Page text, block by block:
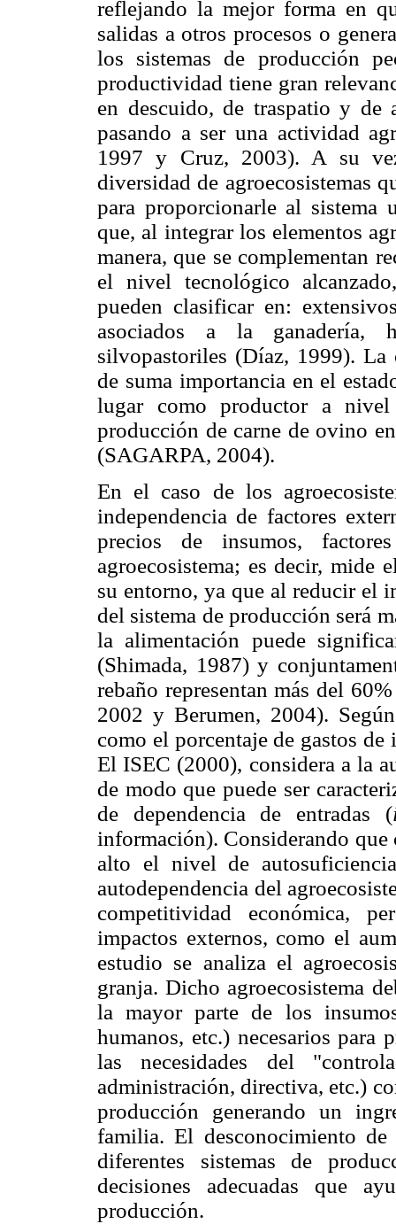
reflejando la mejor forma en
salidas a otros procesos o
los sistemas de producción
productividad tiene gran
en descuido, de traspatio y de
pasando a ser una actividad
1997 y Cruz, 2003). A su
diversidad de agroecosistemas
para proporcionarle al sistema
que, al integrar los elementos
manera, que se complementan
el nivel tecnológico
pueden clasificar en:
asociados a la ganadería,
silvopastoriles (Díaz, 1999).
de suma importancia en el
lugar como productor a
producción de carne de ovino
(SAGARPA, 2004).
En el caso de los
independencia de factores
precios de insumos,
agroecosistema; es decir, mide
su entorno, ya que al reducir el
del sistema de producción será
la alimentación puede
(Shimada, 1987) y
rebaño representan más del
2002 y Berumen, 2004).
como el porcentaje de gastos
El ISEC (2000), considera a la
de modo que puede ser
de dependencia de entradas (
información). Considerando que
alto el nivel de
autodependencia del
competitividad económica,
impactos externos, como el
estudio se analiza el
granja. Dicho agroecosistema
la mayor parte de los
humanos, etc.) necesarios para
las necesidades del
administración, directiva, etc.)
producción generando un
familia. El desconocimiento
diferentes sistemas de
decisiones adecuadas que
producción.